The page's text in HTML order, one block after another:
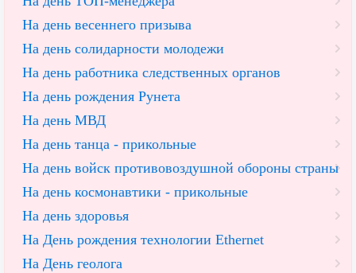
На день весеннего призыва
На день солидарности молодежи
На день работника следственных органов
На день рождения Рунета
На день МВД
На день танца - прикольные
На день войск противовоздушной обороны страны
На день космонавтики - прикольные
На день здоровья
На День рождения технологии Ethernet
На День геолога